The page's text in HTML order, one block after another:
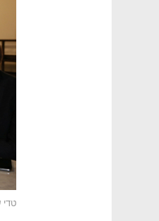
טדי